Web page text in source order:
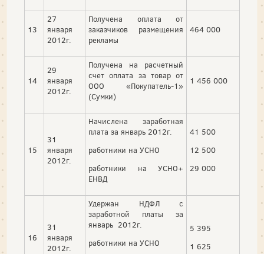
13
27
января
2012г.
Получена оплата от
заказчиков размещения
рекламы
464 000
14
29
января
2012г.
Получена на расчетный
счет оплата за товар от
ООО «Покупатель-1»
(Сумки)
1 456 000
15
31
января
2012г.
Начислена заработная
плата за январь 2012г.
работники на УСНО
работники на УСНО+
ЕНВД
41 500
12 500
29 000
16
31
января
2012г.
Удержан НДФЛ с
заработной платы за
январь 2012г.
работники на УСНО
5 395
1 625